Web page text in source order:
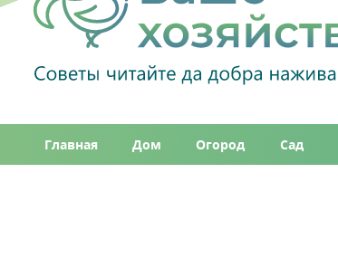
Главная Дом Огород Сад